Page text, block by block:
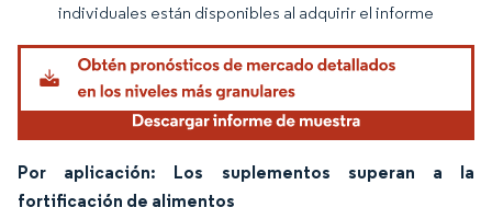
individuales están disponibles al adquirir el informe
Por aplicación: Los suplementos superan a la
fortificación de alimentos